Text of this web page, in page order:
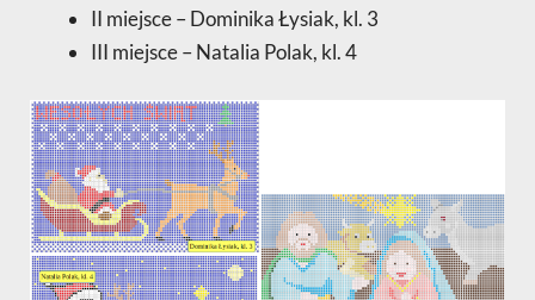
II miejsce – Dominika Łysiak, kl. 3
III miejsce – Natalia Polak, kl. 4